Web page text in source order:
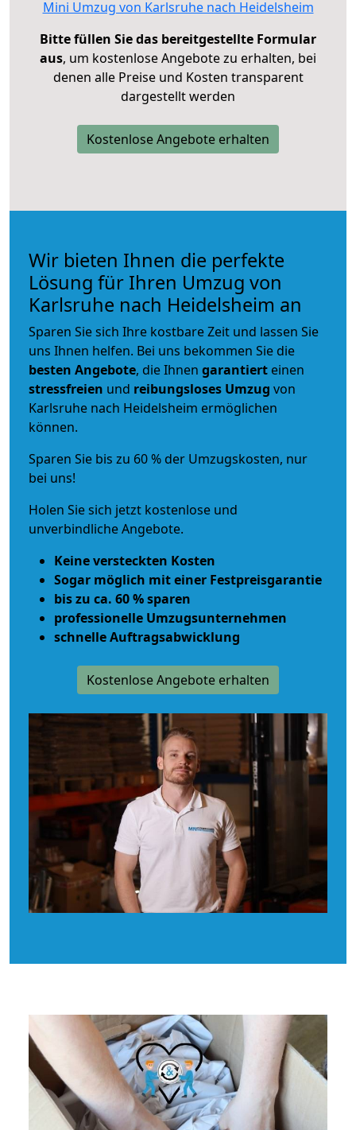
Mini Umzug von Karlsruhe nach Heidelsheim
Bitte füllen Sie das bereitgestellte Formular
aus, um kostenlose Angebote zu erhalten, bei
denen alle Preise und Kosten transparent
dargestellt werden
Kostenlose Angebote erhalten
Wir bieten Ihnen die perfekte
Lösung für Ihren Umzug von
Karlsruhe nach Heidelsheim an
Sparen Sie sich Ihre kostbare Zeit und lassen Sie
uns Ihnen helfen. Bei uns bekommen Sie die
besten Angebote, die Ihnen garantiert einen
stressfreien und reibungsloses Umzug von
Karlsruhe nach Heidelsheim ermöglichen
können.
Sparen Sie bis zu 60 % der Umzugskosten, nur
bei uns!
Holen Sie sich jetzt kostenlose und
unverbindliche Angebote.
Keine versteckten Kosten
Sogar möglich mit einer Festpreisgarantie
bis zu ca. 60 % sparen
professionelle Umzugsunternehmen
schnelle Auftragsabwicklung
Kostenlose Angebote erhalten